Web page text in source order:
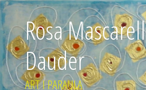
Rosa Mascarell
Dauder
ART I PARAULA